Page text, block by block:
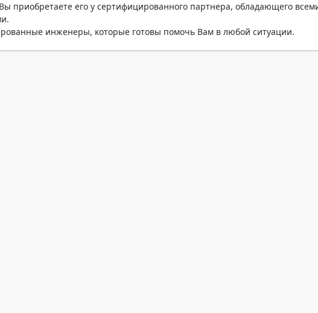
приобретаете его у сертифицированного партнера, обладающего
инженеры, которые готовы помочь Вам в любой ситуации.